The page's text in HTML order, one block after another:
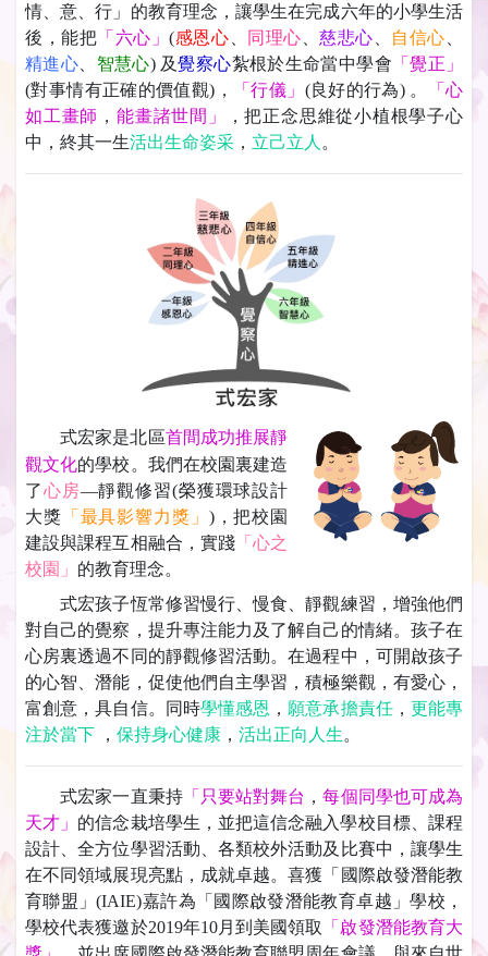
情、意、行」的教育理念，讓學生在完成六年的小學生活
後，能把 「六心」(感恩心 同理心 、慈悲心 自信心
精進心
智慧心) 及覺察心紮根於生命當中學會 「覺正」
(對事情有正確的價值觀)，
「行儀」 (良好的行為) 。
「心
如工畫師 ， 能畫諸世間」
，把正念思維從小植根學子心
中，終其一生活出生命姿采 ， 立己立人 。
式宏家是北區首間成功推展靜
觀文化的學校。我們在校園裏建造
了心房—靜觀修習(榮獲環球設計
大獎 「最具影響力獎」 )，把校園
建設與課程互相融合，實踐 「心之
校園」 的教育理念。
式宏孩子恆常修習慢行、慢食、靜觀練習，增強他們
對自己的覺察，提升專注能力及了解自己的情緒。孩子在
心房裏透過不同的靜觀修習活動。在過程中，可開啟孩子
的心智、潛能，促使他們自主學習，積極樂觀，有愛心，
富創意，具自信。同時學懂感恩 ， 願意承擔責任， 更能專
注於當下
， 保持身心健康 ， 活出正向人生。
式宏家一直秉持「只要站對舞台 ，每個同學也可成為
天才」 的信念栽培學生，並把這信念融入學校目標、課程
設計、全方位學習活動、各類校外活動及比賽中，讓學生
在不同領域展現亮點，成就卓越。喜獲「國際啟發潛能教
育聯盟」(IAIE)嘉許為「國際啟發潛能教育卓越」學校，
學校代表獲邀於2019年10月到美國領取
「啟發潛能教育大